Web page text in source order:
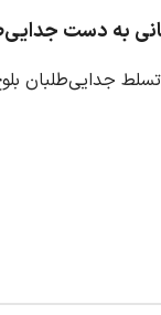
به دست
جدایی‌طلبان